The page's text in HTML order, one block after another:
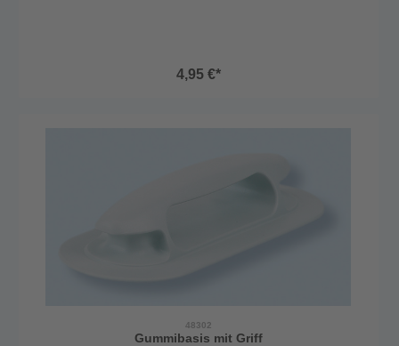
4,95 €*
48302
Gummibasis mit Griff